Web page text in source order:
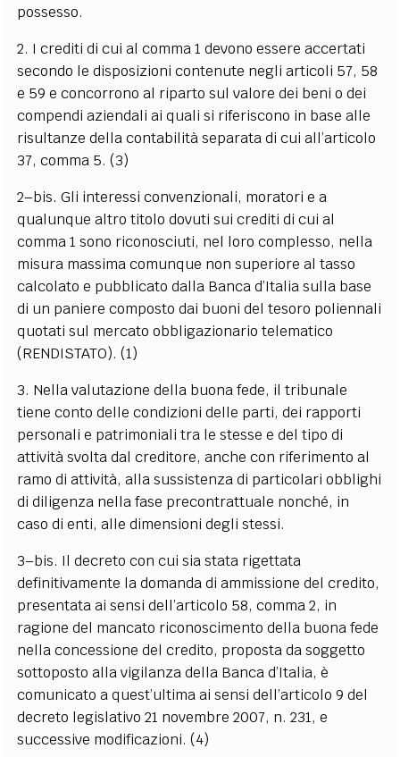
possesso.
2. I crediti di cui al comma 1 devono essere accertati
secondo le disposizioni contenute negli articoli 57, 58
e 59 e concorrono al riparto sul valore dei beni o dei
compendi aziendali ai quali si riferiscono in base alle
risultanze della contabilità separata di cui all’articolo
37, comma 5. (3)
2–bis. Gli interessi convenzionali, moratori e a
qualunque altro titolo dovuti sui crediti di cui al
comma 1 sono riconosciuti, nel loro complesso, nella
misura massima comunque non superiore al tasso
calcolato e pubblicato dalla Banca d’Italia sulla base
di un paniere composto dai buoni del tesoro poliennali
quotati sul mercato obbligazionario telematico
(RENDISTATO). (1)
3. Nella valutazione della buona fede, il tribunale
tiene conto delle condizioni delle parti, dei rapporti
personali e patrimoniali tra le stesse e del tipo di
attività svolta dal creditore, anche con riferimento al
ramo di attività, alla sussistenza di particolari obblighi
di diligenza nella fase precontrattuale nonché, in
caso di enti, alle dimensioni degli stessi.
3–bis. Il decreto con cui sia stata rigettata
definitivamente la domanda di ammissione del credito,
presentata ai sensi dell’articolo 58, comma 2, in
ragione del mancato riconoscimento della buona fede
nella concessione del credito, proposta da soggetto
sottoposto alla vigilanza della Banca d’Italia, è
comunicato a quest’ultima ai sensi dell’articolo 9 del
decreto legislativo 21 novembre 2007, n. 231, e
successive modificazioni. (4)